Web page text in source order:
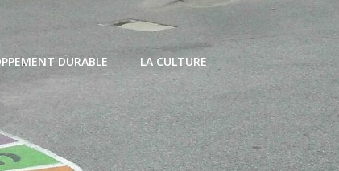
DURABLE LA CULTURE